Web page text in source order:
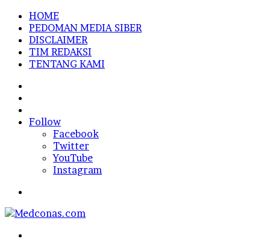
HOME
PEDOMAN MEDIA SIBER
DISCLAIMER
TIM REDAKSI
TENTANG KAMI
In
Follow
Facebook
Twitter
YouTube
Instagram